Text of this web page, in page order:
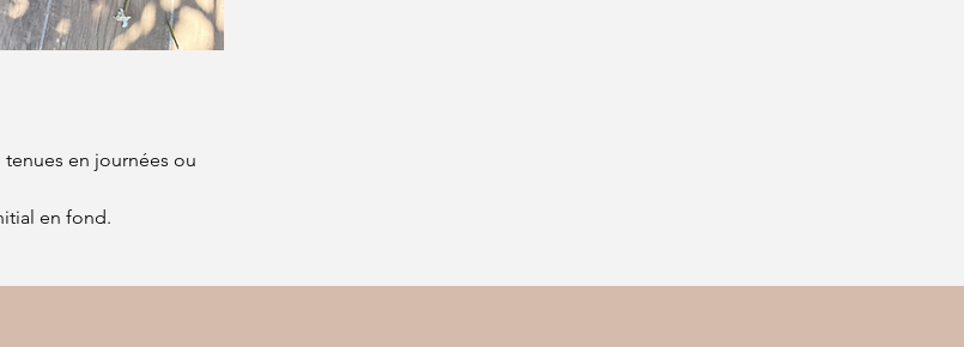
en journées ou
en fond.